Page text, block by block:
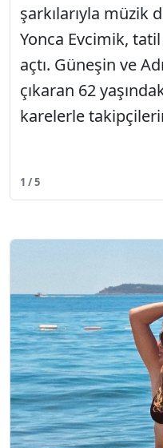
şarkılarıyla müzik
Yonca Evcimik,
açtı. Güneşin ve
çıkaran 62
karelerle
1 / 5